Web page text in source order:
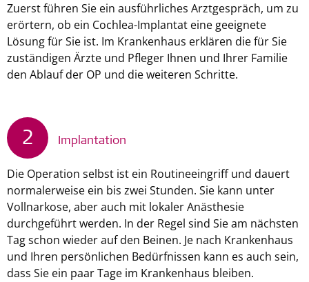
Zuerst führen Sie ein ausführliches Arztgespräch, um zu
erörtern, ob ein Cochlea-Implantat eine geeignete
Lösung für Sie ist. Im Krankenhaus erklären die für Sie
zuständigen Ärzte und Pfleger Ihnen und Ihrer Familie
den Ablauf der OP und die weiteren Schritte.
2 Implantation
Die Operation selbst ist ein Routineeingriff und dauert
normalerweise ein bis zwei Stunden. Sie kann unter
Vollnarkose, aber auch mit lokaler Anästhesie
durchgeführt werden. In der Regel sind Sie am nächsten
Tag schon wieder auf den Beinen. Je nach Krankenhaus
und Ihren persönlichen Bedürfnissen kann es auch sein,
dass Sie ein paar Tage im Krankenhaus bleiben.